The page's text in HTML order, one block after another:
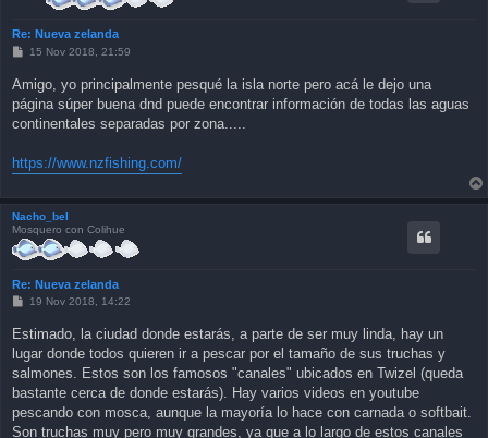
Re: Nueva zelanda
P
t
15 Nov 2018, 21:59
Amigo, yo principalmente pesqué la isla norte pero acá le dejo una
página súper buena dnd puede encontrar información de todas las aguas
continentales separadas por zona.....
https://www.nzfishing.com/
Nacho_bel
Mosquero con Colihue
Re: Nueva zelanda
P
t
19 Nov 2018, 14:22
Estimado, la ciudad donde estarás, a parte de ser muy linda, hay un
lugar donde todos quieren ir a pescar por el tamaño de sus truchas y
salmones. Estos son los famosos "canales" ubicados en Twizel (queda
bastante cerca de donde estarás). Hay varios videos en youtube
pescando con mosca, aunque la mayoría lo hace con carnada o softbait.
Son truchas muy pero muy grandes, ya que a lo largo de estos canales